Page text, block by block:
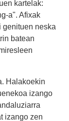
kartelak:
a". Afixak
genituen neska
batean
Halakoekin
izango
izango zen